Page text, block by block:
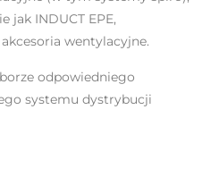
jak INDUCT EPE,
wentylacyjne.
odpowiedniego
systemu dystrybucji